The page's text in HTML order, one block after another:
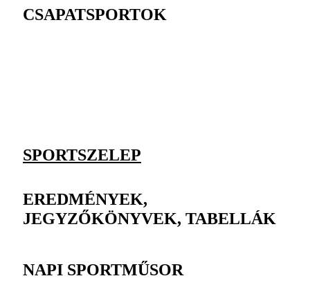
CSAPATSPORTOK
SPORTSZELEP
EREDMÉNYEK,
JEGYZŐKÖNYVEK, TABELLÁK
NAPI SPORTMŰSOR